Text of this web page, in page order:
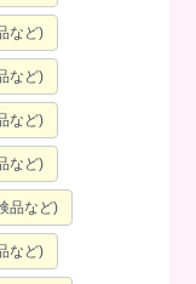
など)
など)
など)
など)
品など)
など)